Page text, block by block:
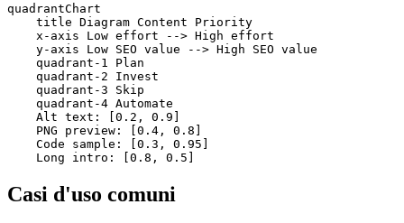
quadrantChart
    title Diagram Content Priority
    x-axis Low effort --> High effort
    y-axis Low SEO value --> High SEO value
    quadrant-1 Plan
    quadrant-2 Invest
    quadrant-3 Skip
    quadrant-4 Automate
    Alt text: [0.2, 0.9]
    PNG preview: [0.4, 0.8]
    Code sample: [0.3, 0.95]
    Long intro: [0.8, 0.5]
Casi d'uso comuni